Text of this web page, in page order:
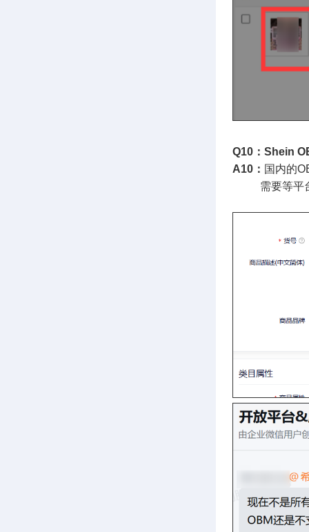
Q10：Shein
A10： 国内的
需要等平台